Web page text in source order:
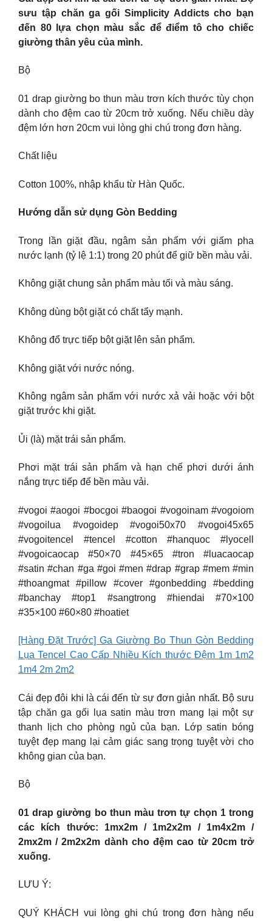
sưu tập chăn ga gối Simplicity Addicts cho bạn
đến 80 lựa chọn màu sắc để điểm tô cho chiếc
giường thân yêu của mình.
Bộ
01 drap giường bo thun màu trơn kích thước tùy chọn
dành cho đệm cao từ 20cm trở xuống. Nếu chiều dày
đệm lớn hơn 20cm vui lòng ghi chú trong đơn hàng.
Chất liệu
Cotton 100%, nhập khẩu từ Hàn Quốc.
Hướng dẫn sử dụng Gòn Bedding
Trong lần giặt đầu, ngâm sản phẩm với giấm pha
nước lạnh (tỷ lệ 1:1) trong 20 phút để giữ bền màu vải.
Không giặt chung sản phẩm màu tối và màu sáng.
Không dùng bột giặt có chất tẩy mạnh.
Không đổ trực tiếp bột giặt lên sản phẩm.
Không giặt với nước nóng.
Không ngâm sản phẩm với nước xả vải hoặc với bột
giặt trước khi giặt.
Ủi (là) mặt trái sản phẩm.
Phơi mặt trái sản phẩm và hạn chế phơi dưới ánh
nắng trực tiếp để bền màu vải.
#vogoi #aogoi #bocgoi #baogoi #vogoinam #vogoiom
#vogoilua #vogoidep #vogoi50x70 #vogoi45x65
#vogoitencel #tencel #cotton #hanquoc #lyocell
#vogoicaocap #50×70 #45×65 #tron #luacaocap
#satin #chan #ga #goi #men #drap #grap #mem #min
#thoangmat #pillow #cover #gonbedding #bedding
#banchay #top1 #sangtrong #hiendai #70×100
#35×100 #60×80 #hoatiet
[Hàng Đặt Trước] Ga Giường Bo Thun Gòn Bedding
Lụa Tencel Cao Cấp Nhiều Kích thước Đệm 1m 1m2
1m4 2m 2m2
Cái đẹp đôi khi là cái đến từ sự đơn giản nhất. Bộ sưu
tập chăn ga gối lụa satin màu trơn mang lại một sự
thanh lịch cho phòng ngủ của bạn. Lớp satin bóng
tuyệt đẹp mang lại cảm giác sang trọng tuyệt vời cho
không gian của bạn.
Bộ
01 drap giường bo thun màu trơn tự chọn 1 trong
các kích thước: 1mx2m / 1m2x2m / 1m4x2m /
2mx2m / 2m2x2m dành cho đệm cao từ 20cm trở
xuống.
LƯU Ý:
QUÝ KHÁCH vui lòng ghi chú trong đơn hàng nếu